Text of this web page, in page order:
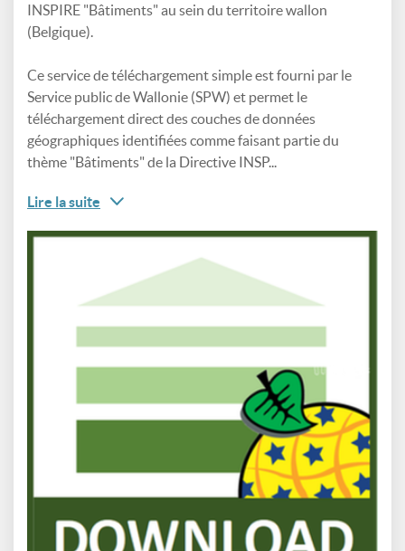
INSPIRE "Bâtiments" au sein du territoire wallon
(Belgique).
Ce service de téléchargement simple est fourni par le
Service public de Wallonie (SPW) et permet le
téléchargement direct des couches de données
géographiques identifiées comme faisant partie du
thème "Bâtiments" de la Directive INSP...
Lire la suite